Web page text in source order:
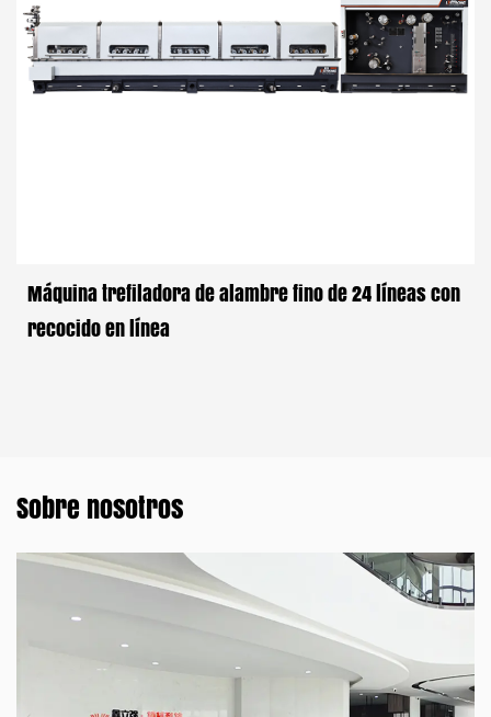
Máquina trefiladora de alambre fino de 24 líneas con
recocido en línea
Sobre nosotros